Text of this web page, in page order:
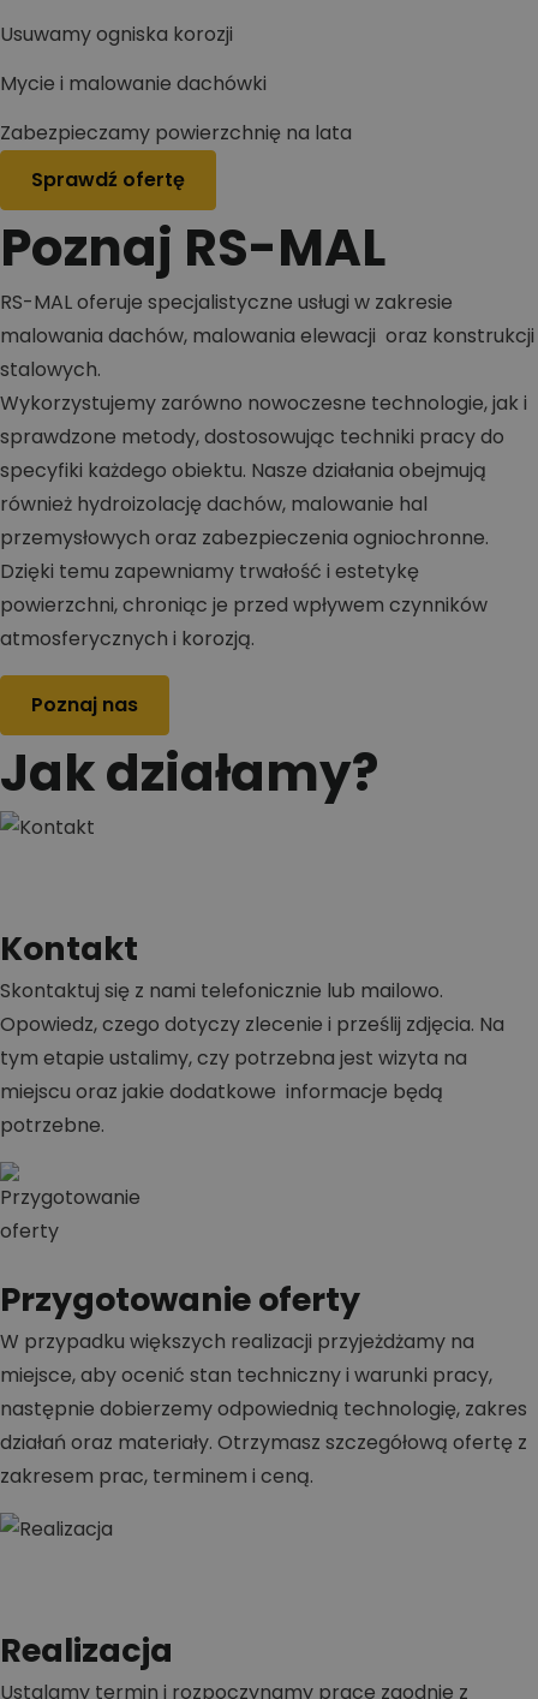
Usuwamy ogniska korozji
Mycie i malowanie dachówki
Zabezpieczamy powierzchnię na lata
Sprawdź ofertę
Poznaj RS-MAL
RS-MAL oferuje specjalistyczne usługi w zakresie
malowania dachów, malowania elewacji oraz konstrukcji
stalowych.
Wykorzystujemy zarówno nowoczesne technologie, jak i
sprawdzone metody, dostosowując techniki pracy do
specyfiki każdego obiektu. Nasze działania obejmują
również hydroizolację dachów, malowanie hal
przemysłowych oraz zabezpieczenia ogniochronne.
Dzięki temu zapewniamy trwałość i estetykę
powierzchni, chroniąc je przed wpływem czynników
atmosferycznych i korozją.
Poznaj nas
Jak działamy?
Kontakt
Skontaktuj się z nami telefonicznie lub mailowo.
Opowiedz, czego dotyczy zlecenie i prześlij zdjęcia. Na
tym etapie ustalimy, czy potrzebna jest wizyta na
miejscu oraz jakie dodatkowe informacje będą
potrzebne.
Przygotowanie oferty
W przypadku większych realizacji przyjeżdżamy na
miejsce, aby ocenić stan techniczny i warunki pracy,
następnie dobierzemy odpowiednią technologię, zakres
działań oraz materiały. Otrzymasz szczegółową ofertę z
zakresem prac, terminem i ceną.
Realizacja
Ustalamy termin i rozpoczynamy prace zgodnie z